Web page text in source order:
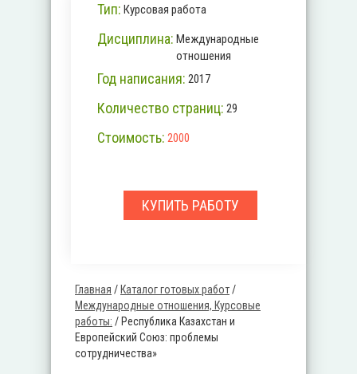
Вы здесь
Главная / Каталог готовых работ/
Международные отношения, Курсовые
работы: / Республика Казахстан и
Европейский Союз: проблемы
сотрудничества»
Тип: Курсовая работа
Дисциплина: Международные
отношения
Год написания: 2017
Количество страниц: 29
Стоимость: 2000
КУПИТЬ РАБОТУ